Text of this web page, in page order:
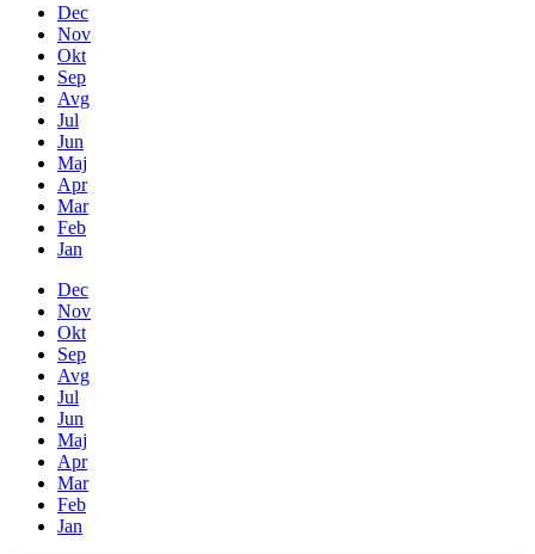
Dec
Nov
Okt
Sep
Avg
Jul
Jun
Maj
Apr
Mar
Feb
Jan
Dec
Nov
Okt
Sep
Avg
Jul
Jun
Maj
Apr
Mar
Feb
Jan